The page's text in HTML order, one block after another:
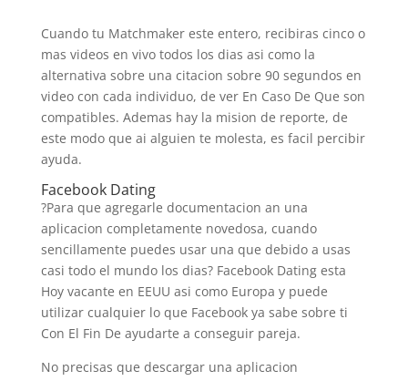
Cuando tu Matchmaker este entero, recibiras cinco o
mas videos en vivo todos los dias asi­ como la
alternativa sobre una citacion sobre 90 segundos en
video con cada individuo, de ver En Caso De Que son
compatibles. Ademas hay la mision de reporte, de
este modo que ai alguien te molesta, es facil percibir
ayuda.
Facebook Dating
?Para que agregarle documentacion an una
aplicacion completamente novedosa, cuando
sencillamente puedes usar una que debido a usas
casi todo el mundo los dias? Facebook Dating esta
Hoy vacante en EEUU asi­ como Europa y puede
utilizar cualquier lo que Facebook ya sabe sobre ti
Con El Fin De ayudarte a conseguir pareja.
No precisas que descargar una aplicacion